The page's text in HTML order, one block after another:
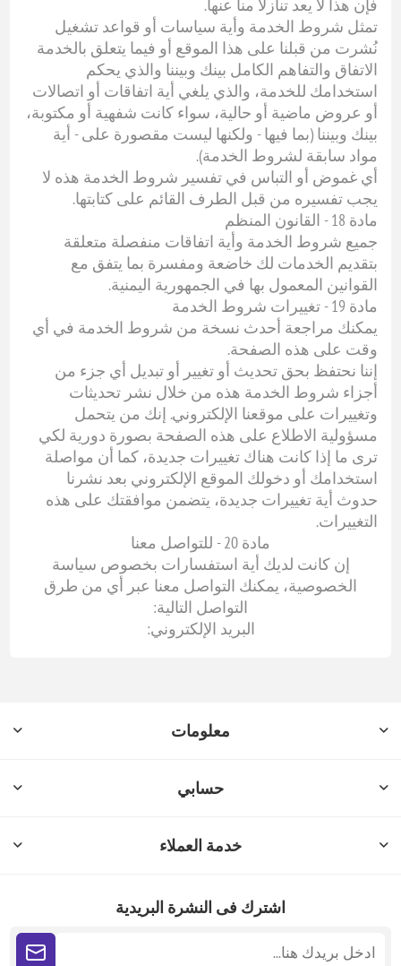
فإن هذا لا يعد تنازلاً منا عنها.
تمثل شروط الخدمة وأية سياسات أو قواعد تشغيل
نُشرت من قبلنا على هذا الموقع أو فيما يتعلق بالخدمة
الاتفاق والتفاهم الكامل بينك وبيننا والذي يحكم
استخدامك للخدمة، والذي يلغي أية اتفاقات أو اتصالات
أو عروض ماضية أو حالية، سواء كانت شفهية أو مكتوبة،
بينك وبيننا (بما فيها - ولكنها ليست مقصورة على - أية
مواد سابقة لشروط الخدمة).
أي غموض أو التباس في تفسير شروط الخدمة هذه لا
يجب تفسيره من قبل الطرف القائم على كتابتها.
مادة 18 - القانون المنظم
جميع شروط الخدمة وأية اتفاقات منفصلة متعلقة
بتقديم الخدمات لك خاضعة ومفسرة بما يتفق مع
القوانين المعمول بها في الجمهورية اليمنية.
مادة 19 - تغييرات شروط الخدمة
يمكنك مراجعة أحدث نسخة من شروط الخدمة في أي
وقت على هذه الصفحة.
إننا نحتفظ بحق تحديث أو تغيير أو تبديل أي جزء من
أجزاء شروط الخدمة هذه من خلال نشر تحديثات
وتغييرات على موقعنا الإلكتروني. إنك من يتحمل
مسؤولية الاطلاع على هذه الصفحة بصورة دورية لكي
ترى ما إذا كانت هناك تغييرات جديدة، كما أن مواصلة
استخدامك أو دخولك الموقع الإلكتروني بعد نشرنا
حدوث أية تغييرات جديدة، يتضمن موافقتك على هذه
التغييرات.
مادة 20 - للتواصل معنا
إن كانت لديك أية استفسارات بخصوص سياسة
الخصوصية، يمكنك التواصل معنا عبر أي من طرق
التواصل التالية:
البريد الإلكتروني:
معلومات
حسابي
خدمة العملاء
اشترك فى النشرة البريدية